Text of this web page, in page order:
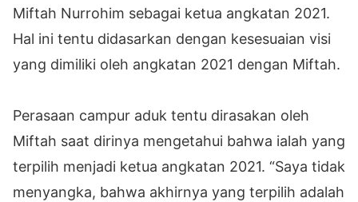
Miftah Nurrohim sebagai ketua angkatan 2021.
Hal ini tentu didasarkan dengan kesesuaian visi
yang dimiliki oleh angkatan 2021 dengan Miftah.
Perasaan campur aduk tentu dirasakan oleh
Miftah saat dirinya mengetahui bahwa ialah yang
terpilih menjadi ketua angkatan 2021. “Saya tidak
menyangka, bahwa akhirnya yang terpilih adalah